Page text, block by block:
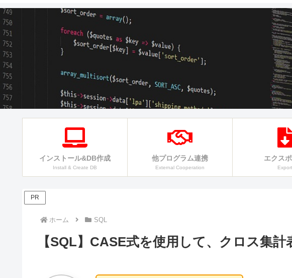
インストール&DB作成
Install & Create DB
他プログラム連携
External Cooperation
エクス
Export
PR
ホーム SQL
【SQL】CASE式を使用して、クロス集計